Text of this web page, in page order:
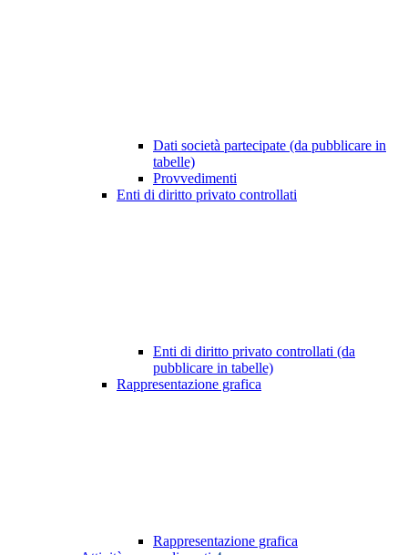
Dati società partecipate (da pubblicare in
tabelle)
Provvedimenti
Enti di diritto privato controllati
Enti di diritto privato controllati (da
pubblicare in tabelle)
Rappresentazione grafica
Rappresentazione grafica